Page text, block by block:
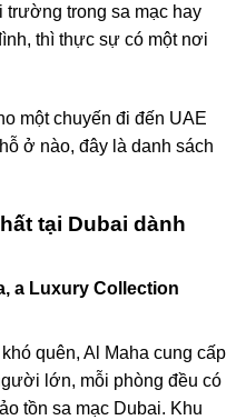
trong sa mạc hay
thì thực sự có một nơi
một chuyến đi đến UAE
ở nào, đây là danh sách
tại Dubai dành
a Luxury Collection
quên, Al Maha cung cấp
lớn, mỗi phòng đều có
tồn sa mạc Dubai. Khu